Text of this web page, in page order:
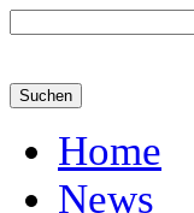
Home
News